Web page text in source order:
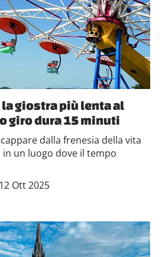
la giostra più lenta al
giro dura 15 minuti
dalla frenesia della vita
un luogo dove il tempo
Ott 2025